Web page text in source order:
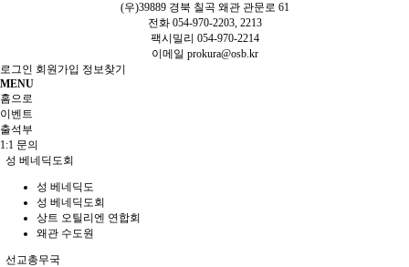
(우)39889 경북 칠곡 왜관 관문로 61
전화 054-970-2203, 2213
팩시밀리 054-970-2214
이메일 prokura@osb.kr
로그인 회원가입 정보찾기
MENU
홈으로
이벤트
출석부
1:1 문의
성 베네딕도회
성 베네딕도
성 베네딕도회
상트 오틸리엔 연합회
왜관 수도원
선교총무국